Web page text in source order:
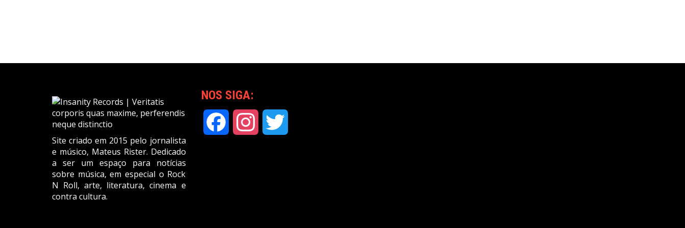
Site criado em 2015 pelo jornalista
e músico, Mateus Rister. Dedicado
a ser um espaço para notícias
sobre música, em especial o Rock
N Roll, arte, literatura, cinema e
contra cultura.
NOS SIGA:
Facebook Instagram